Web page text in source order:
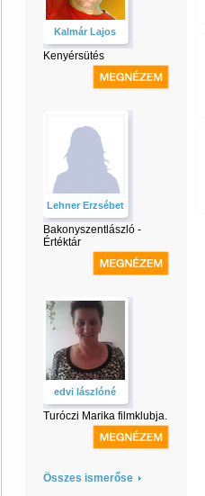
Kalmár Lajos
Kenyérsütés
Lehner Erzsébet
Bakonyszentlászló -
Értéktár
edvi lászlóné
Turóczi Marika filmklubja.
Összes ismerőse